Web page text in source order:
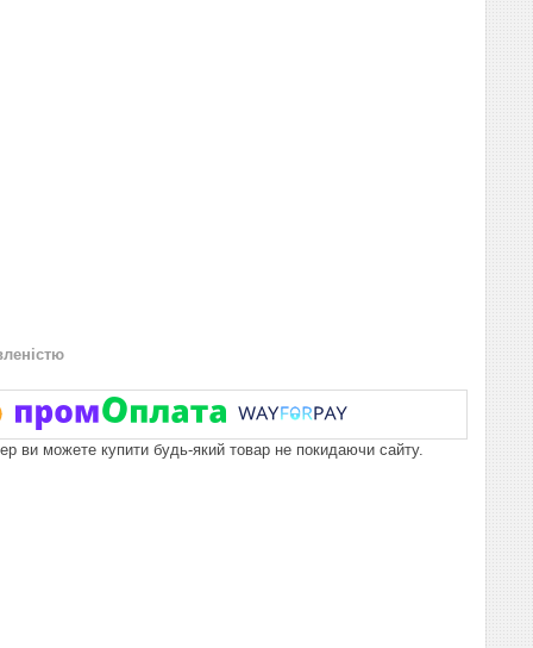
ви можете купити будь-який товар не покидаючи сайту.